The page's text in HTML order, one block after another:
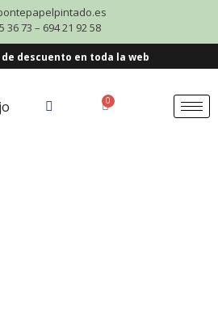
36 73 – 694 21 92 58
de descuento en toda la web
0